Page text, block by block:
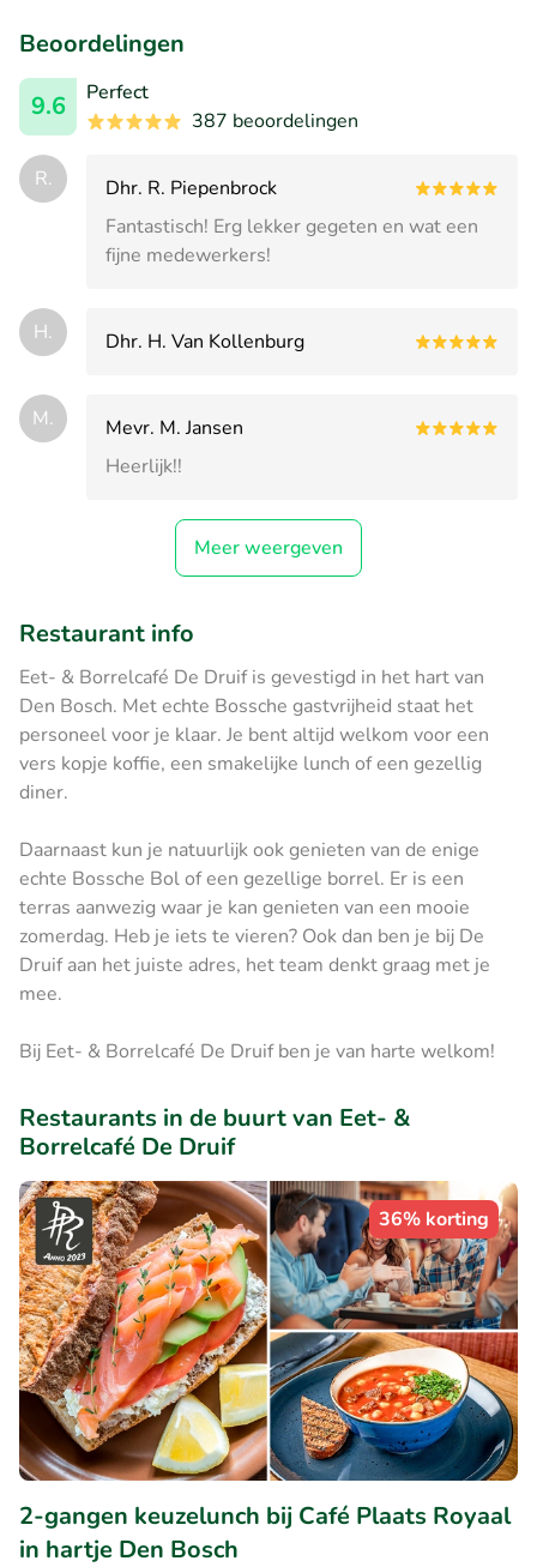
Beoordelingen
9.6
Perfect
387 beoordelingen
R.
Dhr. R. Piepenbrock
Fantastisch! Erg lekker gegeten en wat een
fijne medewerkers!
H. Dhr. H. Van Kollenburg
M.
Mevr. M. Jansen
Heerlijk!!
Meer weergeven
Restaurant info
Eet- & Borrelcafé De Druif is gevestigd in het hart van
Den Bosch. Met echte Bossche gastvrijheid staat het
personeel voor je klaar. Je bent altijd welkom voor een
vers kopje koffie, een smakelijke lunch of een gezellig
diner.
Daarnaast kun je natuurlijk ook genieten van de enige
echte Bossche Bol of een gezellige borrel. Er is een
terras aanwezig waar je kan genieten van een mooie
zomerdag. Heb je iets te vieren? Ook dan ben je bij De
Druif aan het juiste adres, het team denkt graag met je
mee.
Bij Eet- & Borrelcafé De Druif ben je van harte welkom!
Restaurants in de buurt van Eet- &
Borrelcafé De Druif
36% korting
2-gangen keuzelunch bij Café Plaats Royaal
in hartje Den Bosch